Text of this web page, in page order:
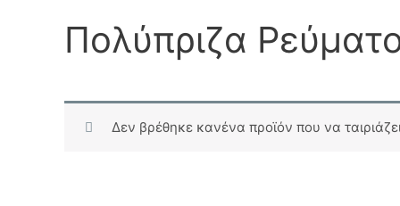
Πολύπριζα
Δεν βρέθηκε κανένα προϊόν που να